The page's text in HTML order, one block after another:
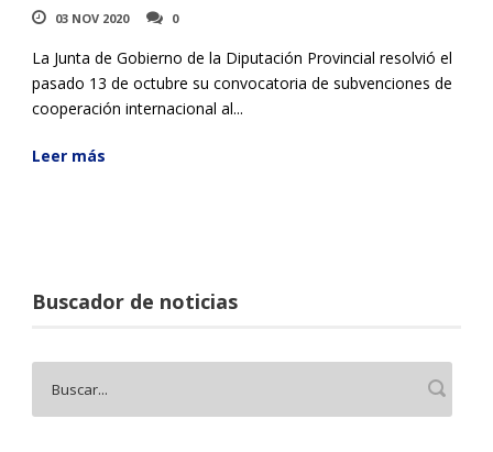
03 NOV 2020 0
La Junta de Gobierno de la Diputación Provincial resolvió el
pasado 13 de octubre su convocatoria de subvenciones de
cooperación internacional al...
Leer más
Buscador de noticias